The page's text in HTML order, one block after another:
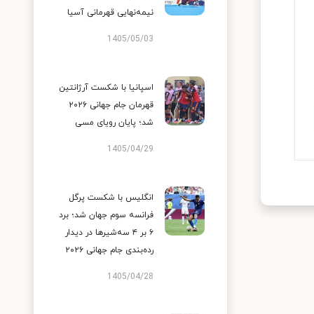
نیمه‌نهایی قهرمانی آسیا
1405/05/03
اسپانیا با شکست آرژانتین
قهرمان جام جهانی ۲۰۲۶
شد؛ پایان رویای مسی
1405/04/29
انگلیس با شکست پرگل
فرانسه سوم جهان شد؛ برد
۶ بر ۴ سه‌شیرها در دیدار
رده‌بندی جام جهانی ۲۰۲۶
1405/04/28